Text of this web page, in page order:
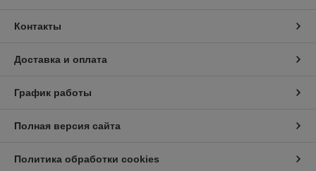
Контакты
Доставка и оплата
График работы
Полная версия сайта
Политика обработки cookies